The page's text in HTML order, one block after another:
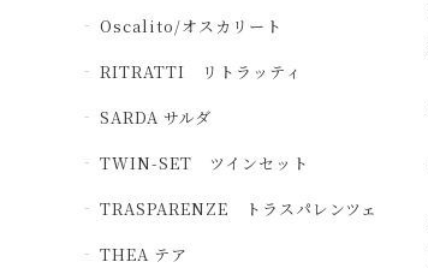
Oscalito/オスカリート
RITRATTI リトラッティ
SARDA サルダ
TWIN-SET ツインセット
TRASPARENZE トラスパレンツェ
THEA テア